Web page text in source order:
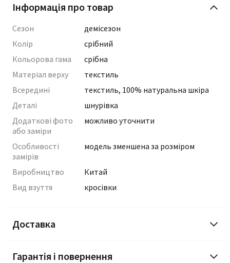
Інформація про товар
Сезон
демісезон
Колір
срібний
Кольорова гама
срібна
Матеріал верху
текстиль
Всередині
текстиль, 100% натуральна шкіра
Деталі
шнурівка
Додаткові фото
або заміри
можливо уточнити
Особливості
замірів
модель зменшена за розміром
Виробництво
Китай
Вид взуття
кросівки
Доставка
Гарантія і повернення